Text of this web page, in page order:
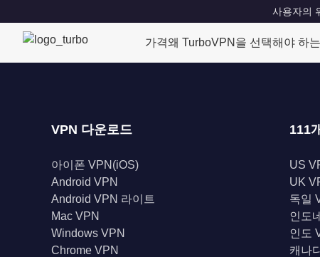
사용자의
가격왜 TurboVPN을 선택해야 하
VPN 다운로드
아이폰 VPN(iOS)
Android VPN
Android VPN 라이트
Mac VPN
Windows VPN
Chrome VPN
111
US
UK
독일
인도
인도
캐나